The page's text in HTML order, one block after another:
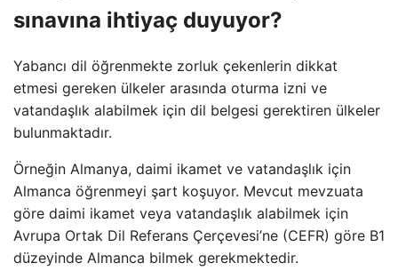
sınavına ihtiyaç duyuyor?
Yabancı dil öğrenmekte zorluk çekenlerin dikkat
etmesi gereken ülkeler arasında oturma izni ve
vatandaşlık alabilmek için dil belgesi gerektiren ülkeler
bulunmaktadır.
Örneğin Almanya, daimi ikamet ve vatandaşlık için
Almanca öğrenmeyi şart koşuyor. Mevcut mevzuata
göre daimi ikamet veya vatandaşlık alabilmek için
Avrupa Ortak Dil Referans Çerçevesi’ne (CEFR) göre B1
düzeyinde Almanca bilmek gerekmektedir.